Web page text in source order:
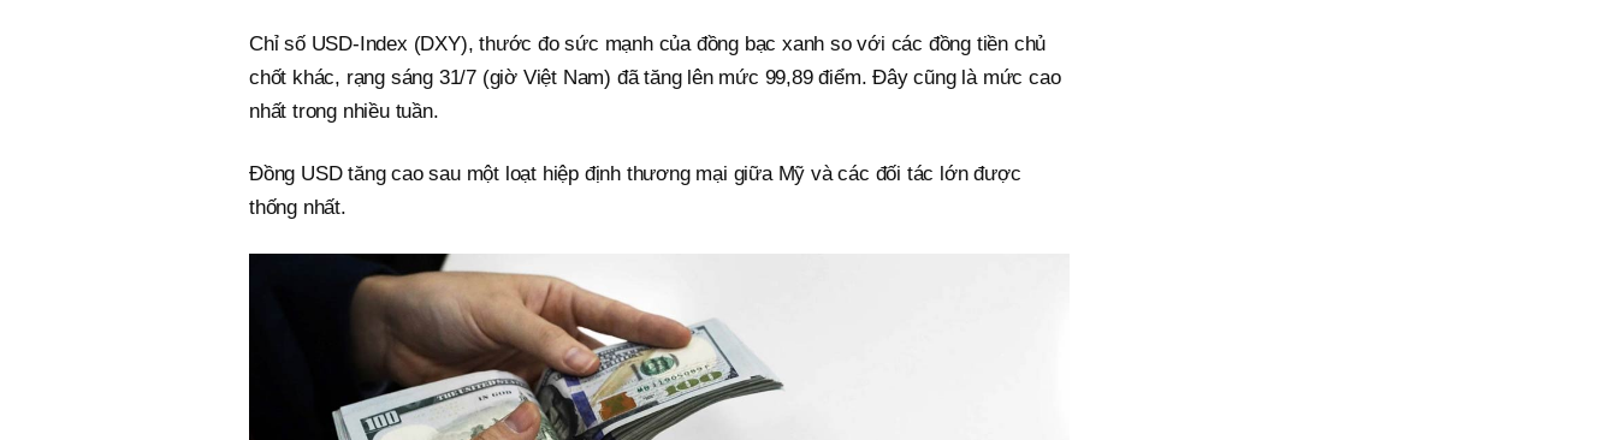
Chỉ số USD-Index (DXY), thước đo sức mạnh của đồng bạc xanh so với các đồng tiền chủ
chốt khác, rạng sáng 31/7 (giờ Việt Nam) đã tăng lên mức 99,89 điểm. Đây cũng là mức cao
nhất trong nhiều tuần.
Đồng USD tăng cao sau một loạt hiệp định thương mại giữa Mỹ và các đối tác lớn được
thống nhất.